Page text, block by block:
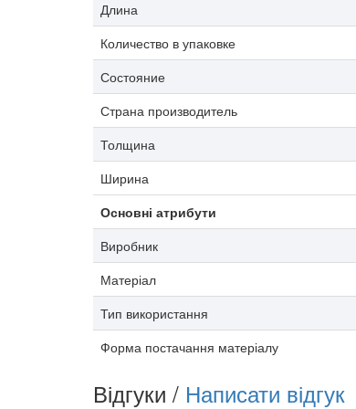
Длина
Количество в упаковке
Состояние
Страна производитель
Толщина
Ширина
Основні атрибути
Виробник
Матеріал
Тип використання
Форма постачання матеріалу
Відгуки / Написати відгук